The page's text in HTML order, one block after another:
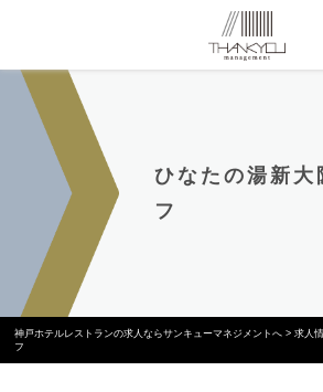
ひなたの湯新大
フ
神戸ホテルレストランの求人ならサンキューマネジメントへ >求人
フ